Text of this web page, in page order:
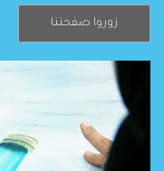
زوروا صفحتنا